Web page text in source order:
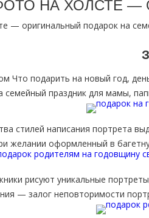
НА ХОЛСТЕ
Что подарить на новый год,
семейный праздник для мамы,
стилей написания портрета
желании оформленный в
рисуют уникальные
— залог неповторимости